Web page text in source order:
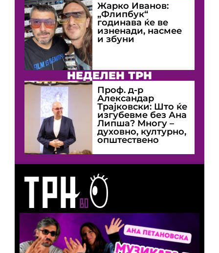
Жарко Иванов:
„Флипбук“
годинава ќе ве
изненади, насмее
и збуни
НЕДЕЛЕН ТРН
Проф. д-р
Александар
Трајковски: Што ќе
изгубевме без Ана
Липша? Многу –
духовно, културно,
општествено